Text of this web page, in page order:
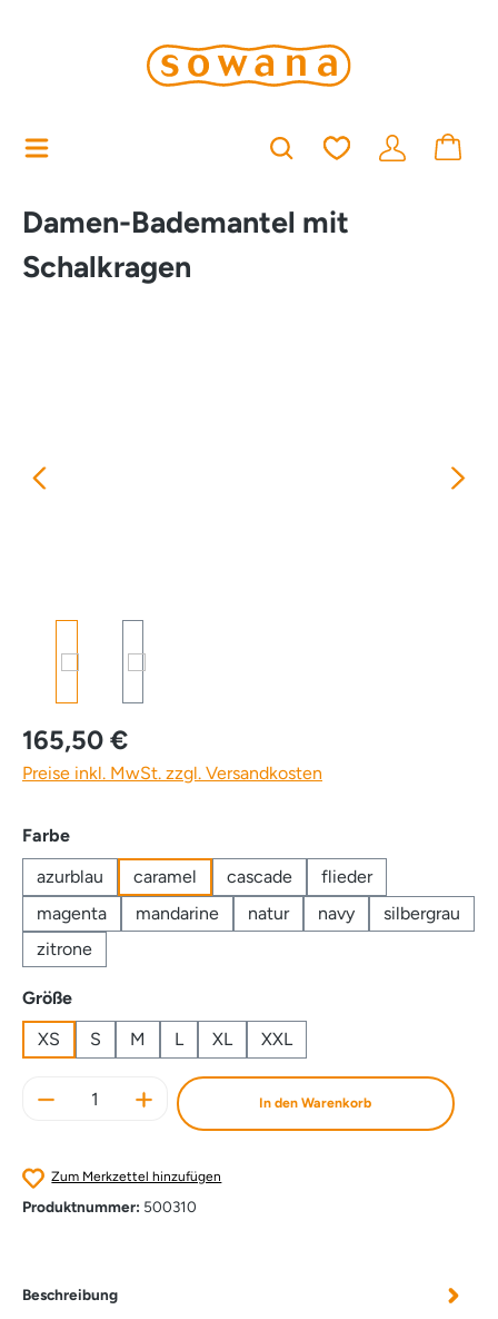
Du hast 0
Damen-Bademantel mit
Schalkragen
165,50 €
Preise inkl. MwSt. zzgl. Versandkosten
Farbeauswählen
azurblau
caramel cascade
flieder
magenta
mandarine natur navy
silbergrau
zitrone
Größeauswählen
XS
S M L XL XXL
Produkt Anzahl: Gib den gewünschten
In den Warenkorb
Zum Merkzettel hinzufügen
Produktnummer: 500310
Beschreibung